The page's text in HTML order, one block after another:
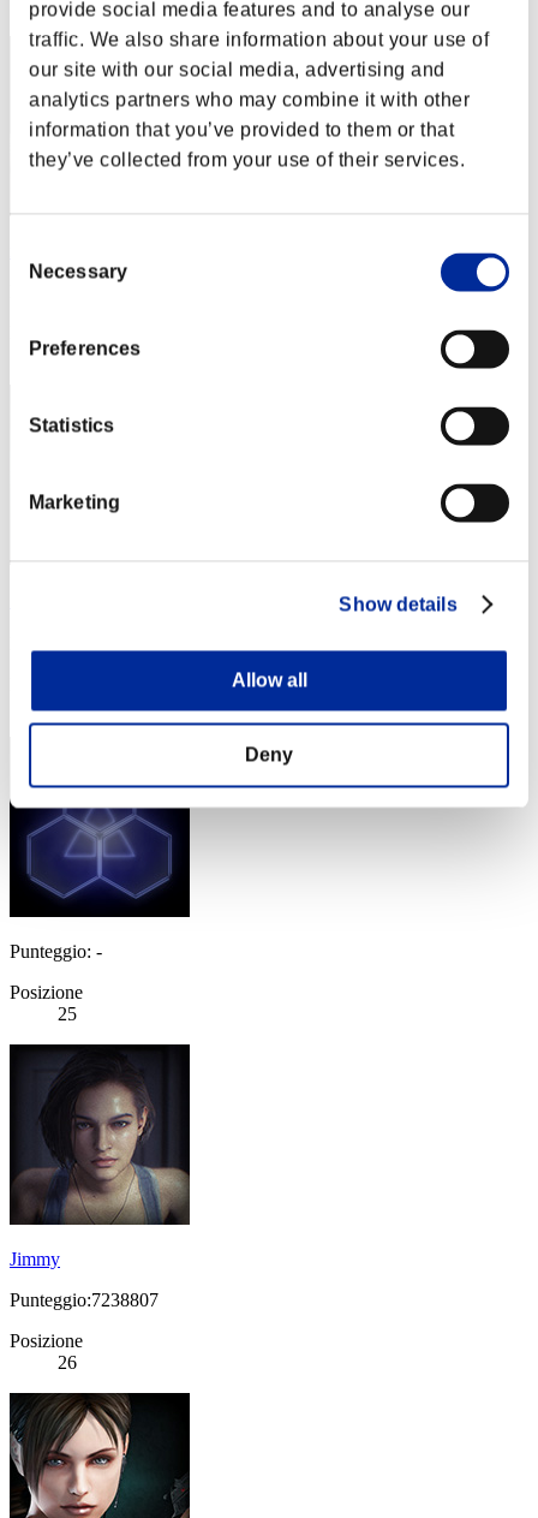
provide social media features and to analyse our
traffic. We also share information about your use of
our site with our social media, advertising and
analytics partners who may combine it with other
information that you’ve provided to them or that
they’ve collected from your use of their services.
Selection
Necessary
Preferences
Statistics
Marketing
Show details
Allow all
Deny
22
23
24
Punteggio: -
Posizione
25
Jimmy
Punteggio:7238807
Posizione
26